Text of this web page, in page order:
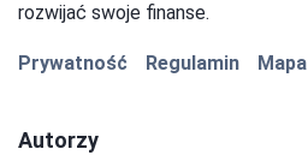
rozwijać swoje finanse.
Prywatność Regulamin Mapa
Autorzy